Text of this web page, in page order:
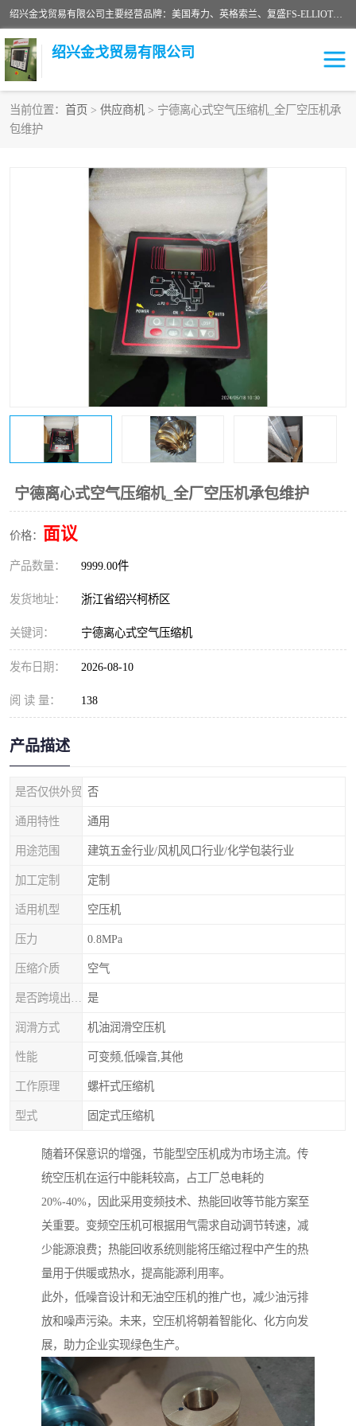
绍兴金戈贸易有限公司主要经营品牌：美国寿力、英格索兰、复盛FS-ELLIOTT，库伯COOPER、阿特拉斯等品牌空压机及配件销售；承接全厂空气压缩机管理、维护保养；节能改造；气体干燥机销售、维护、维修、保养。销售各种品牌空压机空气滤芯、油滤芯、油气分离器；精密过滤器滤芯；除油雾滤芯；抽真空滤芯，消音器，疏水器。劳务承接：全厂空压机维修保养工程，安装工程；移机或汰换工程；节能改造工程等。
绍兴金戈贸易有限公司
当前位置： 首页 > 供应商机 > 宁德离心式空气压缩机_全厂空压机承
包维护
宁德离心式空气压缩机_全厂空压机承包维护
价格： 面议
产品数量： 9999.00件
发货地址： 浙江省绍兴柯桥区
关键词： 宁德离心式空气压缩机
发布日期： 2026-08-10
阅 读 量： 138
产品描述
是否仅供外贸 否
通用特性 通用
用途范围 建筑五金行业/风机风口行业/化学包装行业
加工定制 定制
适用机型 空压机
压力 0.8MPa
压缩介质 空气
是
润滑方式 机油润滑空压机
性能 可变频,低噪音,其他
工作原理 螺杆式压缩机
型式 固定式压缩机
随着环保意识的增强，节能型空压机成为市场主流。传
统空压机在运行中能耗较高，占工厂总电耗的
20%-40%，因此采用变频技术、热能回收等节能方案至
关重要。变频空压机可根据用气需求自动调节转速，减
少能源浪费；热能回收系统则能将压缩过程中产生的热
量用于供暖或热水，提高能源利用率。
此外，低噪音设计和无油空压机的推广也，减少油污排
放和噪声污染。未来，空压机将朝着智能化、化方向发
展，助力企业实现绿色生产。
二手空压机
超级冷却剂 英格索兰配件
闽台富源特种陶瓷
美国寿力空压机零部件 英格索兰离心机空滤芯
英格索兰COOPER离心机 库伯卡麦隆离心机零件
离心式压缩机高速转子组
中冷耐高温气侧密封胶垫
空气过滤器 阿特拉斯
冷却器 复盛FS-elliott离心机零件
CAMERON空压机维修 CAMERON空压机显示屏